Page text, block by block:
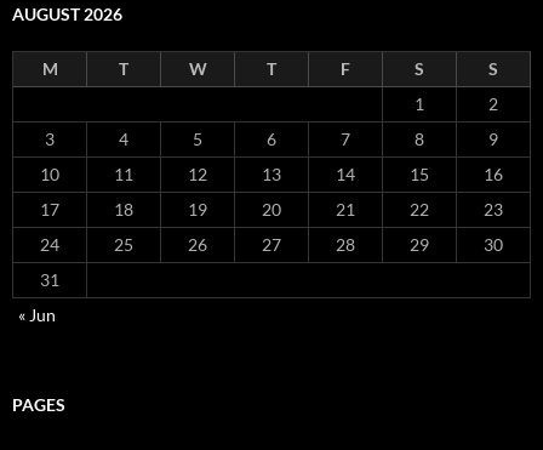
AUGUST 2026
M T W T F S
S
1
2
3
4 5 6 7 8
9
10
11 12 13 14 15
16
17
18 19 20 21 22
23
24
25 26 27 28 29
30
31
« Jun
PAGES